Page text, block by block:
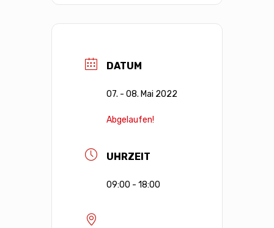
DATUM
07. - 08. Mai 2022
Abgelaufen!
UHRZEIT
09:00 - 18:00